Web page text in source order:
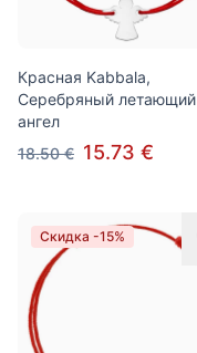
Красная Kabbala,
Серебряный летающий
ангел
18.50 € 15.73 €
Скидка -15%